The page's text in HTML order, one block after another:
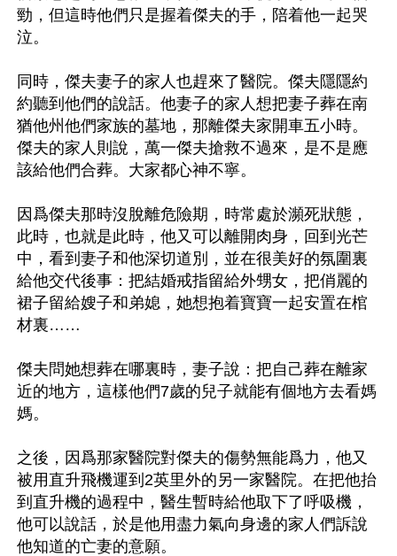
勁，但這時他們只是握着傑夫的手，陪着他一起哭
泣。
同時，傑夫妻子的家人也趕來了醫院。傑夫隱隱約
約聽到他們的說話。他妻子的家人想把妻子葬在南
猶他州他們家族的墓地，那離傑夫家開車五小時。
傑夫的家人則說，萬一傑夫搶救不過來，是不是應
該給他們合葬。大家都心神不寧。
因爲傑夫那時沒脫離危險期，時常處於瀕死狀態，
此時，也就是此時，他又可以離開肉身，回到光芒
中，看到妻子和他深切道別，並在很美好的氛圍裏
給他交代後事：把結婚戒指留給外甥女，把俏麗的
裙子留給嫂子和弟媳，她想抱着寶寶一起安置在棺
材裏……
傑夫問她想葬在哪裏時，妻子說：把自己葬在離家
近的地方，這樣他們7歲的兒子就能有個地方去看媽
媽。
之後，因爲那家醫院對傑夫的傷勢無能爲力，他又
被用直升飛機運到2英里外的另一家醫院。在把他抬
到直升機的過程中，醫生暫時給他取下了呼吸機，
他可以說話，於是他用盡力氣向身邊的家人們訴說
他知道的亡妻的意願。